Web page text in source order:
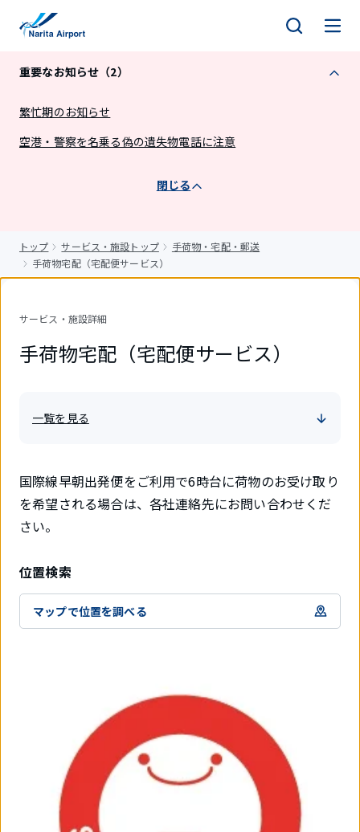
重要なお知らせ（2）
繁忙期のお知らせ
空港・警察を名乗る偽の遺失物電話に注意
閉じる
トップ サービス・施設トップ
手荷物・宅配・郵送
手荷物宅配（宅配便サービス）
サービス・施設詳細
手荷物宅配（宅配便サービス）
一覧を見る
国際線早朝出発便をご利用で6時台に荷物のお受け取り
を希望される場合は、各社連絡先にお問い合わせくだ
さい。
位置検索
マップで位置を調べる